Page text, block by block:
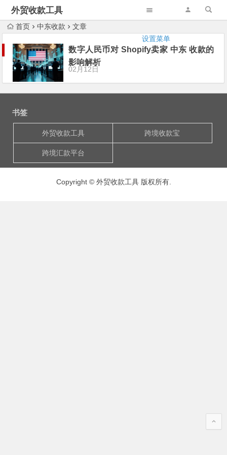
外贸收款工具
设置菜单
首页 中东收款 文章
数字人民币对 Shopify卖家 中东 收款的
影响解析
02月12日
书签
外贸收款工具 跨境收款宝
跨境汇款平台
Copyright © 外贸收款工具 版权所有.